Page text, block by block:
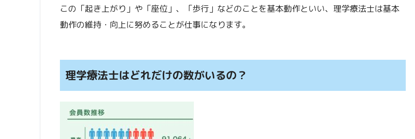
この「起き上がり」や「座位」、「歩行」などのことを基本動作といい、理学療法士は基本
動作の維持・向上に努めることが仕事になります。
理学療法士はどれだけの数がいるの？